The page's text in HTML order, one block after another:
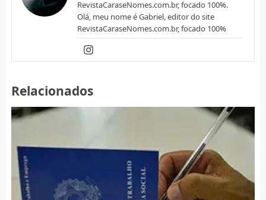
RevistaCaraseNomes.com.br, focado 100%.
Olá, meu nome é Gabriel, editor do site
RevistaCaraseNomes.com.br, focado 100%
Relacionados